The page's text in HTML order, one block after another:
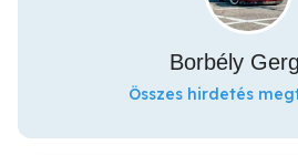
Borbély
Összes hirdetés